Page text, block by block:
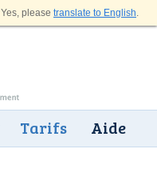
Yes, please translate to English.
Tarifs Aide